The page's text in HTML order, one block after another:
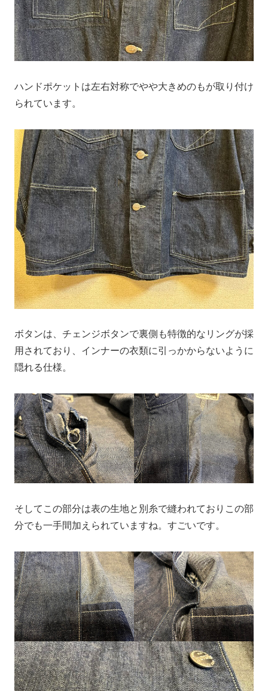
ハンドポケットは左右対称でやや大きめのもが取り付け
られています。
ボタンは、チェンジボタンで裏側も特徴的なリングが採
用されており、インナーの衣類に引っかからないように
隠れる仕様。
そしてこの部分は表の生地と別糸で縫われておりこの部
分でも一手間加えられていますね。すごいです。